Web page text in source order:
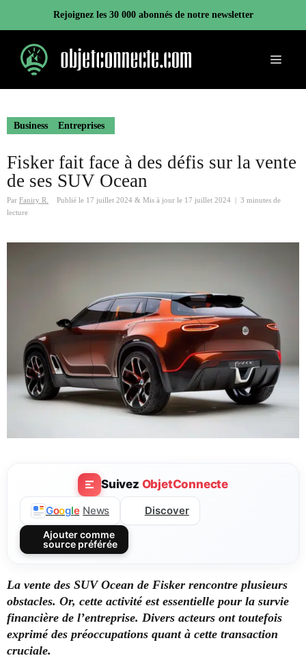
contenu
Rejoignez les 30 000 abonnés de notre newsletter
Menu
Business Entreprises
Fisker fait face à des défis sur la vente
de ses SUV Ocean
Par Faniry R. Publié le 17 juillet 2024 & Mis à jour le 17 juillet 2024
3 minutes de
lecture
Suivez ObjetConnecte
Google News Discover
Ajouter comme
source préférée
La vente des SUV Ocean de Fisker rencontre plusieurs
obstacles. Or, cette activité est essentielle pour la survie
financière de l’entreprise. Divers acteurs ont toutefois
exprimé des préoccupations quant à cette transaction
cruciale.